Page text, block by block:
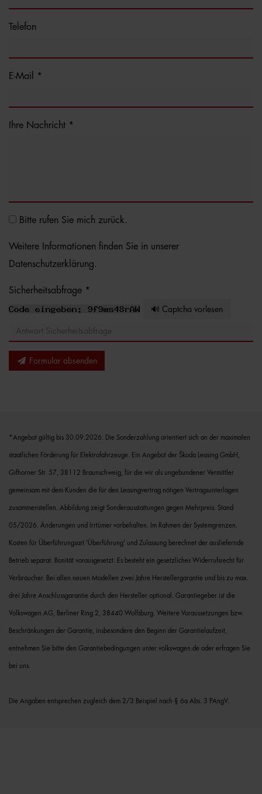
Telefon
E-Mail *
Ihre Nachricht *
Bitte rufen Sie mich zurück.
Weitere Informationen finden Sie in unserer
Datenschutzerklärung.
Sicherheitsabfrage *
🔊 Captcha vorlesen
Formular absenden
*Angebot gültig bis 30.09.2026. Die Sonderzahlung orientiert sich an der maximalen
staatlichen Förderung für Elektrofahrzeuge. Ein Angebot der Škoda Leasing GmbH,
Gifhorner Str. 57, 38112 Braunschweig, für die wir als ungebundener Vermittler
gemeinsam mit dem Kunden die für den Leasingvertrag nötigen Vertragsunterlagen
zusammenstellen. Abbildung zeigt Sonderausstattungen gegen Mehrpreis. Stand
05/2026. Änderungen und Irrtümer vorbehalten. Im Rahmen der Systemgrenzen.
Kosten für Überführungsart 'Überführung' und Zulassung berechnet der ausliefernde
Betrieb separat. Bonität vorausgesetzt. Es besteht ein gesetzliches Widerrufsrecht für
Verbraucher. Bei allen neuen Modellen zwei Jahre Herstellergarantie und bis zu max.
drei Jahre Anschlussgarantie durch den Hersteller optional. Garantiegeber ist die
Volkswagen AG, Berliner Ring 2, 38440 Wolfsburg. Weitere Voraussetzungen bzw.
Beschränkungen der Garantie, insbesondere den Beginn der Garantielaufzeit,
entnehmen Sie bitte den Garantiebedingungen unter volkswagen.de oder erfragen Sie
bei uns.
Die Angaben entsprechen zugleich dem 2/3 Beispiel nach § 6a Abs. 3 PAngV.